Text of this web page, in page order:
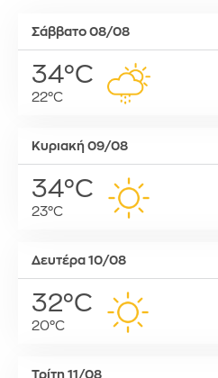
Σάββατο 08/08
34°C
22°C
Κυριακή 09/08
34°C
23°C
Δευτέρα 10/08
32°C
20°C
Τρίτη 11/08